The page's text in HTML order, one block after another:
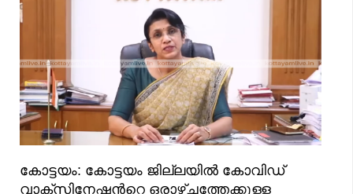
കോട്ടയം: കോട്ടയം ജില്ലയില്‍ കോവിഡ്
വാക്‌സിനേഷന്‍റെ ഒരാഴ്ച്ചത്തേക്കുള്ള